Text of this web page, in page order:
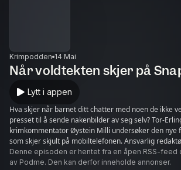
Krimpodden 14 Mai
Når voldtekten skjer på
Lytt i appen
Hva skjer når barnet ditt chatter med noen de ikke
presset til å sende nakenbilder av seg selv? Tor-
krimkommentator Øystein Milli undersøker den nye
som skjer skjult på mobiltelefonen.
Denne episoden er hentet fra en åpen RSS-feed
av Podme. Den kan derfor inneholde annonser.